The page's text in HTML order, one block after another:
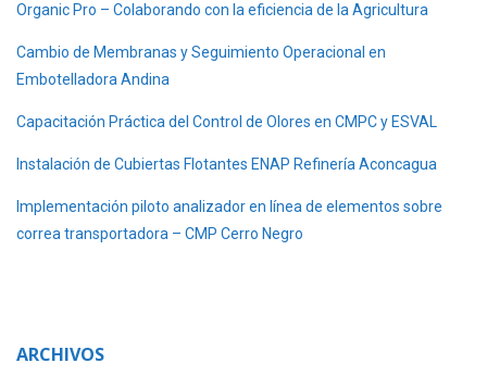
Organic Pro – Colaborando con la eficiencia de la Agricultura
Cambio de Membranas y Seguimiento Operacional en
Embotelladora Andina
Capacitación Práctica del Control de Olores en CMPC y ESVAL
Instalación de Cubiertas Flotantes ENAP Refinería Aconcagua
Implementación piloto analizador en línea de elementos sobre
correa transportadora – CMP Cerro Negro
ARCHIVOS